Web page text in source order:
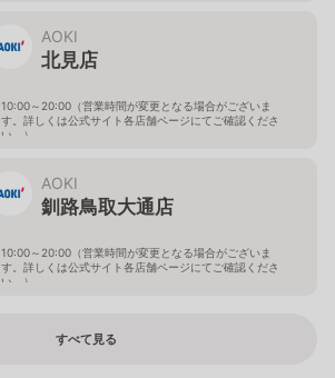
AOKI
北見店
10:00～20:00（営業時間が変更となる場合がございま
す。詳しくは公式サイト各店舗ページにてご確認くださ
い。）
AOKI
釧路鳥取大通店
10:00～20:00（営業時間が変更となる場合がございま
す。詳しくは公式サイト各店舗ページにてご確認くださ
い。）
すべて見る